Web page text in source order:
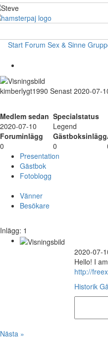
Start Forum Sex & Sinne
kimberlygt1990 Senast 2020-07-
Medlem sedan Specialstatus
2020-07-10
Legend
Foruminlägg
Gästboksinlägg
0
0
Presentation
Gästbok
Fotoblogg
Vänner
Besökare
Inlägg: 1
2020-07-
Hello! I
http://
Historik
Nästa »